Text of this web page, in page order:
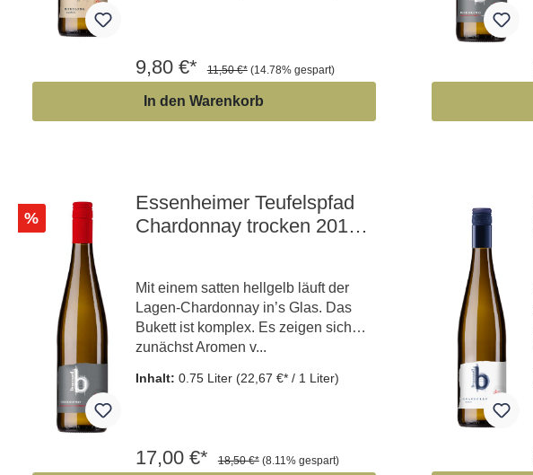
9,80 €* 11,50 €* (14.78% gespart)
In den Warenkorb
%
Essenheimer Teufelspfad
Chardonnay trocken 2019
Mit einem satten hellgelb läuft der
Lagen-Chardonnay in’s Glas. Das
Bukett ist komplex. Es zeigen sich
zunächst Aromen v...
Inhalt: 0.75 Liter (22,67 €* / 1 Liter)
17,00 €* 18,50 €* (8.11% gespart)